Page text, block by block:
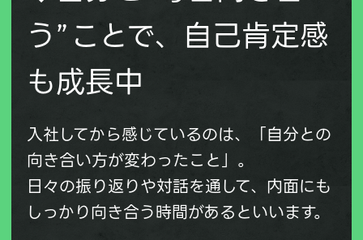
う”ことで、自己肯定感
も成長中
入社してから感じているのは、「自分との
向き合い方が変わったこと」。
日々の振り返りや対話を通して、内面にも
しっかり向き合う時間があるといいます。